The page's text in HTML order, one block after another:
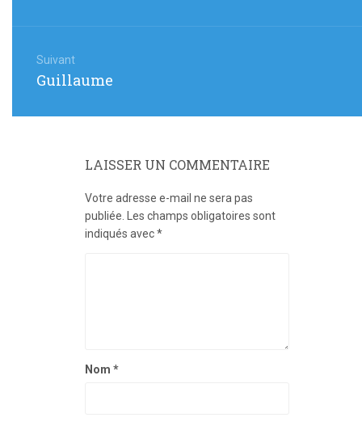
Suivant
Article
Guillaume
LAISSER UN COMMENTAIRE
Votre adresse e-mail ne sera pas
publiée.
Les champs obligatoires sont
indiqués avec*
Nom *